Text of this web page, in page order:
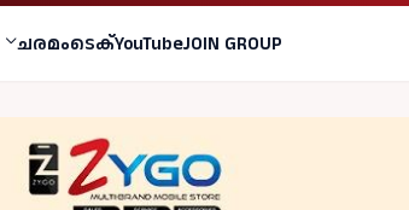
ചരമംടെക്YouTubeJOIN GROUP